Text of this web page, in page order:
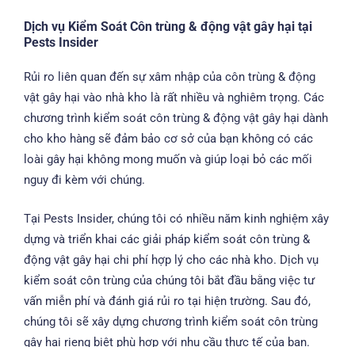
Dịch vụ Kiểm Soát Côn trùng & động vật gây hại tại
Pests Insider
Rủi ro liên quan đến sự xâm nhập của côn trùng & động
vật gây hại vào nhà kho là rất nhiều và nghiêm trọng. Các
chương trình kiểm soát côn trùng & động vật gây hại dành
cho kho hàng sẽ đảm bảo cơ sở của bạn không có các
loài gây hại không mong muốn và giúp loại bỏ các mối
nguy đi kèm với chúng.
Tại Pests Insider, chúng tôi có nhiều năm kinh nghiệm xây
dựng và triển khai các giải pháp kiểm soát côn trùng &
động vật gây hại chi phí hợp lý cho các nhà kho. Dịch vụ
kiểm soát côn trùng của chúng tôi bắt đầu bằng việc tư
vấn miễn phí và đánh giá rủi ro tại hiện trường. Sau đó,
chúng tôi sẽ xây dựng chương trình kiểm soát côn trùng
gây hại rieng biệt phù hợp với nhu cầu thực tế của bạn.